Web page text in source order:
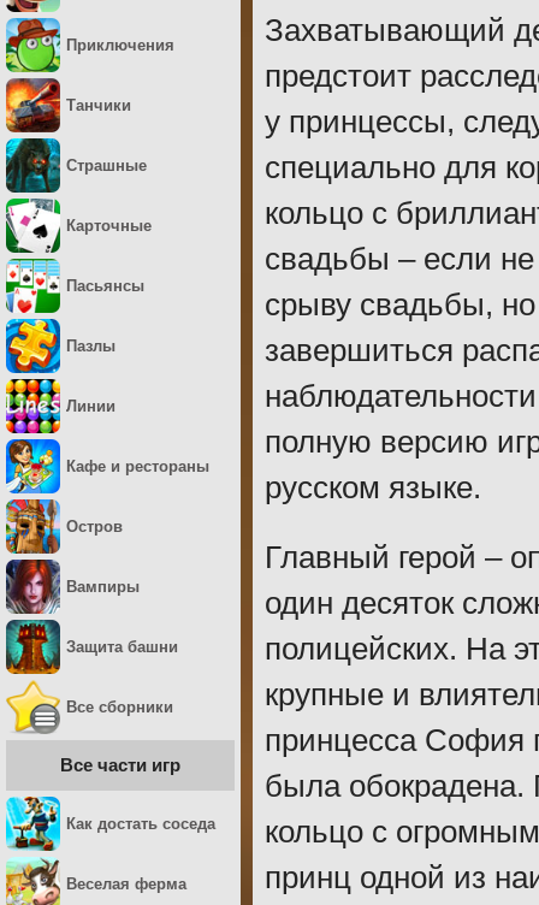
Захватывающий
предстоит
у принцессы,
специально для
кольцо с
свадьбы – если не
срыву свадьбы,
завершиться
полную версию
русском языке.
Главный герой –
один десяток
полицейских. На
крупные и
принцесса София
была обокрадена.
кольцо с
принц одной из
Приключения
Танчики
Страшные
Карточные
Пасьянсы
Пазлы
Линии
Кафе и рестораны
Остров
Вампиры
Защита башни
Все сборники
Все части игр
Как достать соседа
Веселая ферма